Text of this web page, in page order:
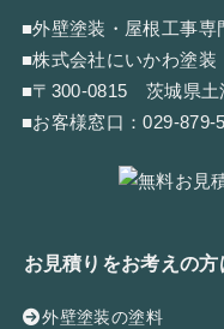
■外壁塗装・屋根工事専
■株式会社にいかわ塗装
■〒300-0815 茨城県土
■お客様窓口：029-879-
お見積りをお考えの
外壁塗装の塗料